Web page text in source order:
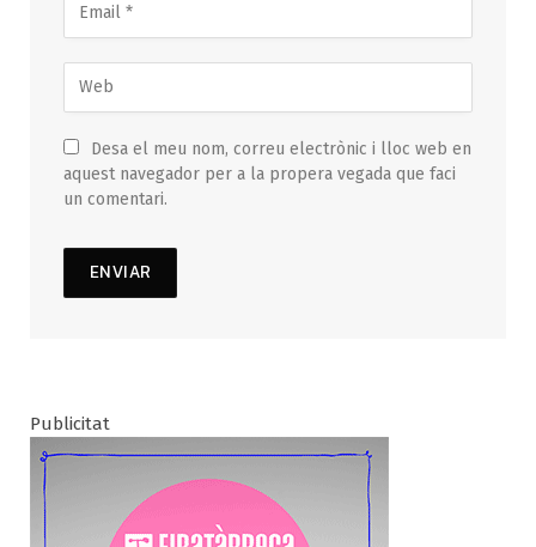
Desa el meu nom, correu electrònic i lloc web en
aquest navegador per a la propera vegada que faci
un comentari.
Publicitat